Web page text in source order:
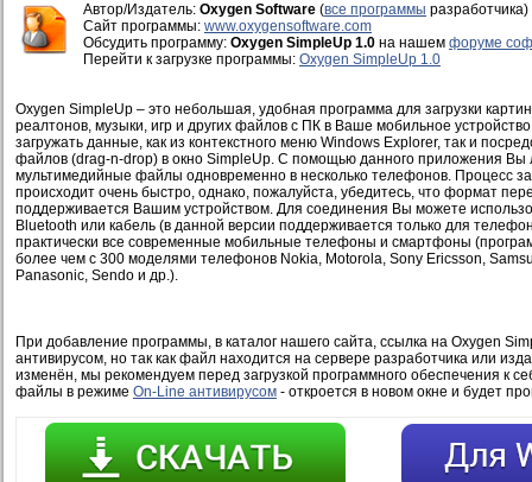
Автор/Издатель: Oxygen Software (все программы разработчика)
Cайт программы: www.oxygensoftware.com
Обсудить программу: Oxygen SimpleUp 1.0 на нашем форуме
Перейти к загрузке программы: Oxygen SimpleUp 1.0
Oxygen SimpleUp – это небольшая, удобная программа для загрузки
реалтонов, музыки, игр и других файлов с ПК в Ваше мобильное
загружать данные, как из контекстного меню Windows Explorer, так и
файлов (drag-n-drop) в окно SimpleUp. С помощью данного приложения Вы
мультимедийные файлы одновременно в несколько телефонов. Процесс
происходит очень быстро, однако, пожалуйста, убедитесь, что формат
поддерживается Вашим устройством. Для соединения Вы можете
Bluetooth или кабель (в данной версии поддерживается только для
практически все современные мобильные телефоны и смартфоны
более чем с 300 моделями телефонов Nokia, Motorola, Sony Ericsson,
Panasonic, Sendo и др.).
При добавление программы, в каталог нашего сайта, ссылка на Oxygen
антивирусом, но так как файл находится на сервере разработчика или
изменён, мы рекомендуем перед загрузкой программного обеспечения к
файлы в режиме On-Line антивирусом - откроется в новом окне и будет